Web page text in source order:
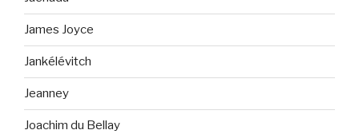
James Joyce
Jankélévitch
Jeanney
Joachim du Bellay